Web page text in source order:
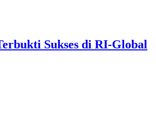
Sukses di RI-Global